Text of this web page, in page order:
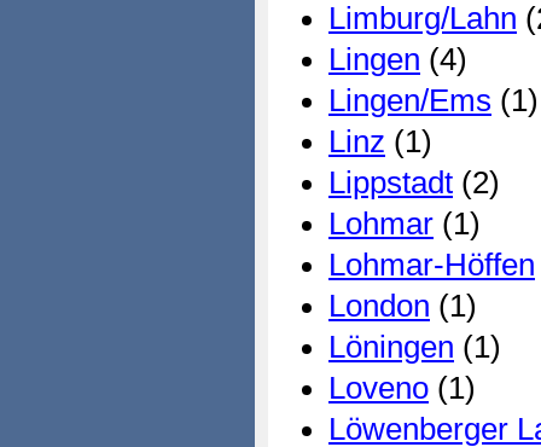
Limburg/Lahn
Lingen (4)
Lingen/Ems (1)
Linz (1)
Lippstadt (2)
Lohmar (1)
Lohmar-Höffen
London (1)
Löningen (1)
Loveno (1)
Löwenberger